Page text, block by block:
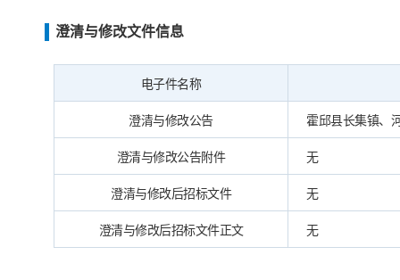
澄清与修改文件信息
电子件名称
澄清与修改公告 霍邱县长集镇、
澄清与修改公告附件 无
澄清与修改后招标文件 无
澄清与修改后招标文件正文 无